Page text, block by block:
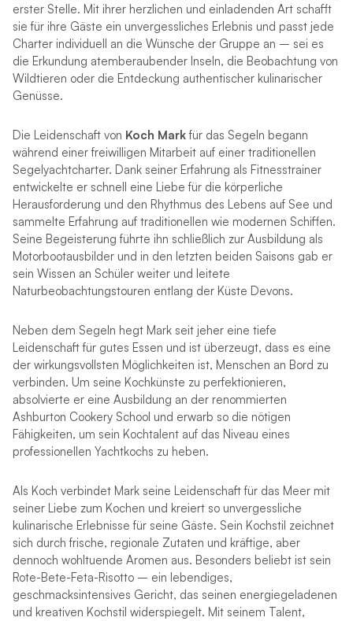
erster Stelle. Mit ihrer herzlichen und einladenden Art schafft
sie für ihre Gäste ein unvergessliches Erlebnis und passt jede
Charter individuell an die Wünsche der Gruppe an – sei es
die Erkundung atemberaubender Inseln, die Beobachtung von
Wildtieren oder die Entdeckung authentischer kulinarischer
Genüsse.
Die Leidenschaft von Koch Markfür das Segeln begann
während einer freiwilligen Mitarbeit auf einer traditionellen
Segelyachtcharter. Dank seiner Erfahrung als Fitnesstrainer
entwickelte er schnell eine Liebe für die körperliche
Herausforderung und den Rhythmus des Lebens auf See und
sammelte Erfahrung auf traditionellen wie modernen Schiffen.
Seine Begeisterung führte ihn schließlich zur Ausbildung als
Motorbootausbilder und in den letzten beiden Saisons gab er
sein Wissen an Schüler weiter und leitete
Naturbeobachtungstouren entlang der Küste Devons.
Neben dem Segeln hegt Mark seit jeher eine tiefe
Leidenschaft für gutes Essen und ist überzeugt, dass es eine
der wirkungsvollsten Möglichkeiten ist, Menschen an Bord zu
verbinden. Um seine Kochkünste zu perfektionieren,
absolvierte er eine Ausbildung an der renommierten
Ashburton Cookery School und erwarb so die nötigen
Fähigkeiten, um sein Kochtalent auf das Niveau eines
professionellen Yachtkochs zu heben.
Als Koch verbindet Mark seine Leidenschaft für das Meer mit
seiner Liebe zum Kochen und kreiert so unvergessliche
kulinarische Erlebnisse für seine Gäste. Sein Kochstil zeichnet
sich durch frische, regionale Zutaten und kräftige, aber
dennoch wohltuende Aromen aus. Besonders beliebt ist sein
Rote-Bete-Feta-Risotto – ein lebendiges,
geschmacksintensives Gericht, das seinen energiegeladenen
und kreativen Kochstil widerspiegelt. Mit seinem Talent,